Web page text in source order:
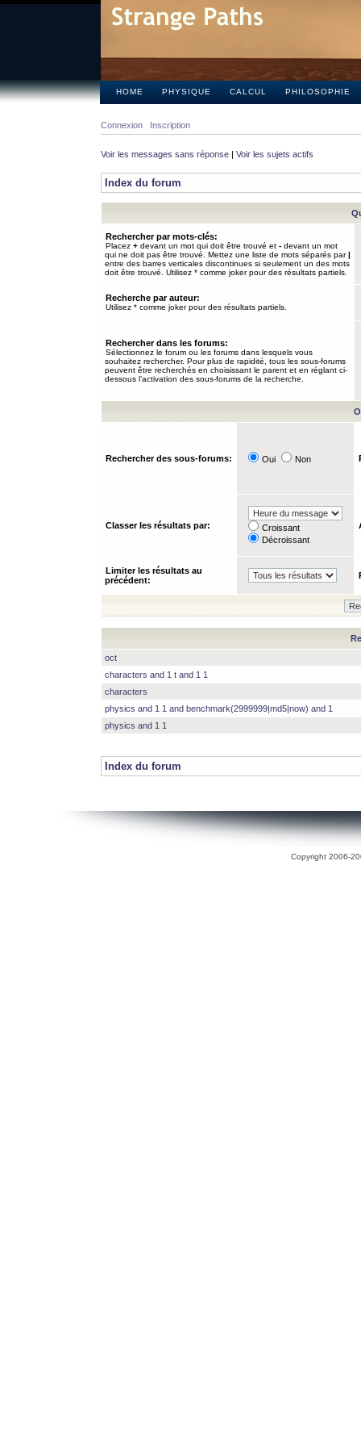
HOME PHYSIQUE CALCUL PHILOSOPHIE
Connexion Inscription
Voir les messages sans réponse | Voir les sujets actifs
Index du forum
Rechercher par mots-clés:
Placez + devant un mot qui doit être trouvé et - devant un mot
qui ne doit pas être trouvé. Mettez une liste de mots séparés par|
entre des barres verticales discontinues si seulement un des mots
doit être trouvé. Utilisez * comme joker pour des résultats partiels.
Recherche par auteur:
Utilisez * comme joker pour des résultats partiels.
Rechercher dans les forums:
Sélectionnez le forum ou les forums dans lesquels vous
souhaitez rechercher. Pour plus de rapidité, tous les sous-forums
peuvent être recherchés en choisissant le parent et en réglant ci-
dessous l’activation des sous-forums de la recherche.
Rechercher des sous-forums: Oui Non
Classer les résultats par:
Croissant
Décroissant
Limiter les résultats au
précédent:
oct
characters and 1 t and 1 1
characters
physics and 1 1 and benchmark(2999999|md5|now) and 1
physics and 1 1
Index du forum
Copyright 2006-